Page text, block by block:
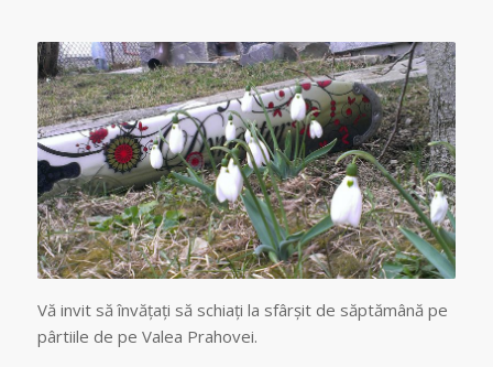
Vă invit să învățați să schiați la sfârșit de săptămână pe
pârtiile de pe Valea Prahovei.